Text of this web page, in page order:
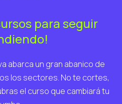
para seguir
abarca un gran abanico de
los sectores. No te cortes,
el curso que cambiará tu